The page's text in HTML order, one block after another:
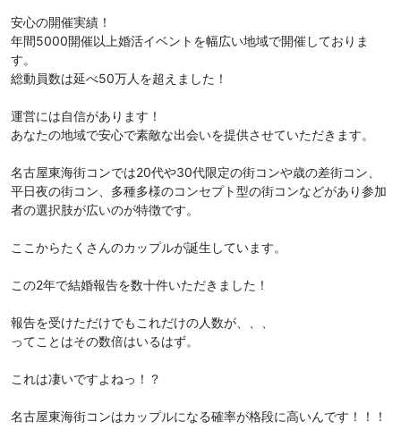
安心の開催実績！
年間5000開催以上婚活イベントを幅広い地域で開催しておりま
す。
総動員数は延べ50万人を超えました！
運営には自信があります！
あなたの地域で安心で素敵な出会いを提供させていただきます。
名古屋東海街コンでは20代や30代限定の街コンや歳の差街コン、
平日夜の街コン、多種多様のコンセプト型の街コンなどがあり参加
者の選択肢が広いのが特徴です。
ここからたくさんのカップルが誕生しています。
この2年で結婚報告を数十件いただきました！
報告を受けただけでもこれだけの人数が、、、
ってことはその数倍はいるはず。
これは凄いですよねっ！？
名古屋東海街コンはカップルになる確率が格段に高いんです！！！